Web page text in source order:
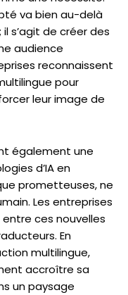
va bien au-delà
s’agit de créer des
audience
reconnaissent
pour
leur image de
également une
d’IA en
prometteuses, ne
Les entreprises
ces nouvelles
En
multilingue,
accroître sa
un paysage